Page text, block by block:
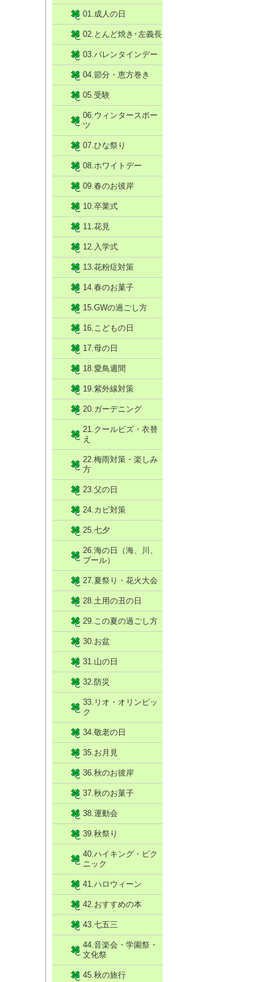
01.成人の日
02.とんど焼き･左義長
03.バレンタインデー
04.節分・恵方巻き
05.受験
06.ウィンタースポー
ツ
07.ひな祭り
08.ホワイトデー
09.春のお彼岸
10.卒業式
11.花見
12.入学式
13.花粉症対策
14.春のお菓子
15.GWの過ごし方
16.こどもの日
17.母の日
18.愛鳥週間
19.紫外線対策
20.ガーデニング
21.クールビズ・衣替
え
22.梅雨対策・楽しみ
方
23.父の日
24.カビ対策
25.七夕
26.海の日（海、川、
プール）
27.夏祭り・花火大会
28.土用の丑の日
29.この夏の過ごし方
30.お盆
31.山の日
32.防災
33.リオ・オリンピッ
ク
34.敬老の日
35.お月見
36.秋のお彼岸
37.秋のお菓子
38.運動会
39.秋祭り
40.ハイキング・ピク
ニック
41.ハロウィーン
42.おすすめの本
43.七五三
44.音楽会・学園祭・
文化祭
45.秋の旅行